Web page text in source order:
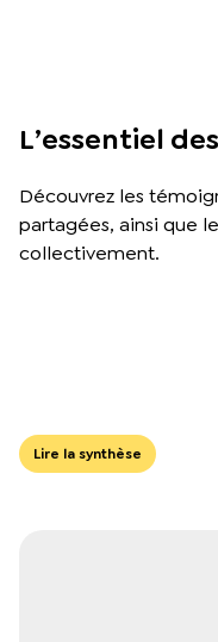
L’essentiel
Découvrez les
partagées, ainsi que
collectivement.
Lire la synthèse